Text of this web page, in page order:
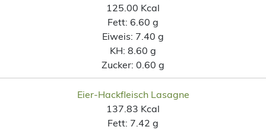
125.00 Kcal
Fett: 6.60 g
Eiweis: 7.40 g
KH: 8.60 g
Zucker: 0.60 g
Eier-Hackfleisch Lasagne
137.83 Kcal
Fett: 7.42 g